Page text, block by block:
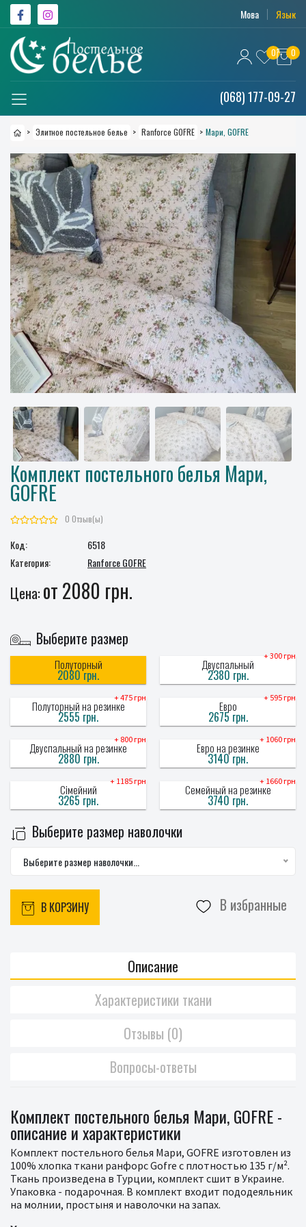
Мова Язык
0 0
(068) 177-09-27
> Элитное постельное белье > Ranforce GOFRE > Мари, GOFRE
Комплект постельного белья Мари,
GOFRE
0 Отзыв(ы)
Код:
6518
Категория:
Ranforce GOFRE
Цена:от 2080 грн.
Выберите размер
Полуторный
2080 грн.
+ 300 грн
Двуспальный
2380 грн.
+ 475 грн
Полуторный на резинке
2555 грн.
+ 595 грн
Евро
2675 грн.
+ 800 грн
Двуспальный на резинке
2880 грн.
+ 1060 грн
Евро на резинке
3140 грн.
+ 1185 грн
Сімейний
3265 грн.
+ 1660 грн
Семейный на резинке
3740 грн.
Выберите размер наволочки
Выберите размер наволочки...
В КОРЗИНУ В избранные
Описание
Характеристики ткани
Отзывы (0)
Вопросы-ответы
Комплект постельного белья Мари, GOFRE -
описание и характеристики
Комплект постельного белья Мари, GOFRE изготовлен из
100% хлопка ткани ранфорс Gofre с плотностью 135 г/м².
Ткань произведена в Турции, комплект сшит в Украине.
Упаковка - подарочная. В комплект входит пододеяльник
на молнии, простыня и наволочки на запах.